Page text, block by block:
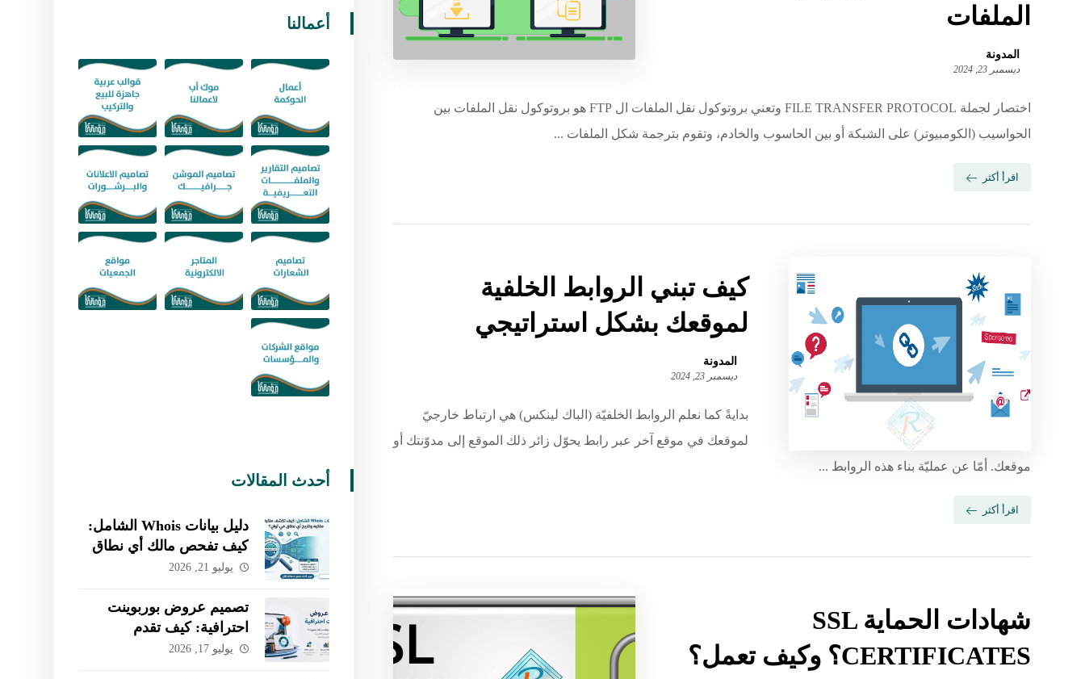
الملفات
المدونة
ديسمبر 23, 2024
اختصار لجملة FILE TRANSFER PROTOCOL وتعني بروتوكول نقل الملفات ال FTP هو بروتوكول نقل الملفات بين
الحواسيب (الكومبيوتر) على الشبكة أو بين الحاسوب والخادم، وتقوم بترجمة شكل الملفات ...
اقرأ أكثر
كيف تبني الروابط الخلفية
لموقعك بشكل استراتيجي
المدونة
ديسمبر 23, 2024
بدايةً كما نعلم الروابط الخلفيّة (الباك لينكس) هي ارتباط خارجيّ
لموقعك في موقع آخر عبر رابط يحوّل زائر ذلك الموقع إلى مدوّنتك أو
موقعك. أمّا عن عمليّة بناء هذه الروابط ...
اقرأ أكثر
شهادات الحماية ‏SSL
CERTIFICATES‏؟ وكيف تعمل؟
أعمالنا
أحدث المقالات
دليل بيانات Whois الشامل:
كيف تفحص مالك أي نطاق
وتتحقق من تاريخه بسهولة؟
يوليو 21, 2026
تصميم عروض بوربوينت
احترافية: كيف تقدم
مشروعك وتكسب ثقة
يوليو 17, 2026